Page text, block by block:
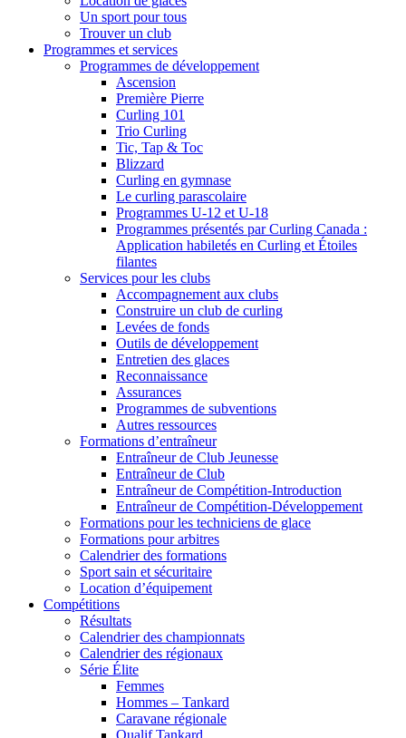
Un sport pour tous
Trouver un club
Programmes et services
Programmes de développement
Ascension
Première Pierre
Curling 101
Trio Curling
Tic, Tap & Toc
Blizzard
Curling en gymnase
Le curling parascolaire
Programmes U-12 et U-18
Programmes présentés par Curling Canada :
Application habiletés en Curling et Étoiles
filantes
Services pour les clubs
Accompagnement aux clubs
Construire un club de curling
Levées de fonds
Outils de développement
Entretien des glaces
Reconnaissance
Assurances
Programmes de subventions
Autres ressources
Formations d’entraîneur
Entraîneur de Club Jeunesse
Entraîneur de Club
Entraîneur de Compétition-Introduction
Entraîneur de Compétition-Développement
Formations pour les techniciens de glace
Formations pour arbitres
Calendrier des formations
Sport sain et sécuritaire
Location d’équipement
Compétitions
Résultats
Calendrier des championnats
Calendrier des régionaux
Série Élite
Femmes
Hommes – Tankard
Caravane régionale
Qualif Tankard